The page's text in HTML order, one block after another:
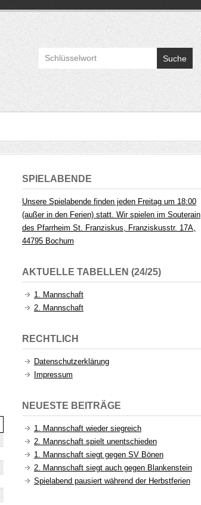
Suche
SPIELABENDE
Unsere Spielabende finden jeden Freitag um 18:00
(außer in den Ferien) statt. Wir spielen im Souterain
des Pfarrheim St. Franziskus, Franziskusstr. 17A,
44795 Bochum
AKTUELLE TABELLEN (24/25)
1. Mannschaft
2. Mannschaft
RECHTLICH
Datenschutzerklärung
Impressum
NEUESTE BEITRÄGE
1. Mannschaft wieder siegreich
2. Mannschaft spielt unentschieden
1. Mannschaft siegt gegen SV Bönen
2. Mannschaft siegt auch gegen Blankenstein
Spielabend pausiert während der Herbstferien